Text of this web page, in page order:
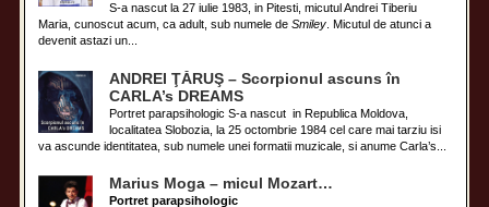
S-a nascut la 27 iulie 1983, in Pitesti, micutul Andrei Tiberiu
Maria, cunoscut acum, ca adult, sub numele deSmiley . Micutul de atunci a
devenit astazi un...
ANDREI ŢĂRUŞ – Scorpionul ascuns în
CARLA’s DREAMS
Portret parapsihologic S-a nascut in Republica Moldova,
localitatea Slobozia, la 25 octombrie 1984 cel care mai tarziu isi
va ascunde identitatea, sub numele unei formatii muzicale, si anume Carla’s...
Marius Moga – micul Mozart…
Portret parapsihologic